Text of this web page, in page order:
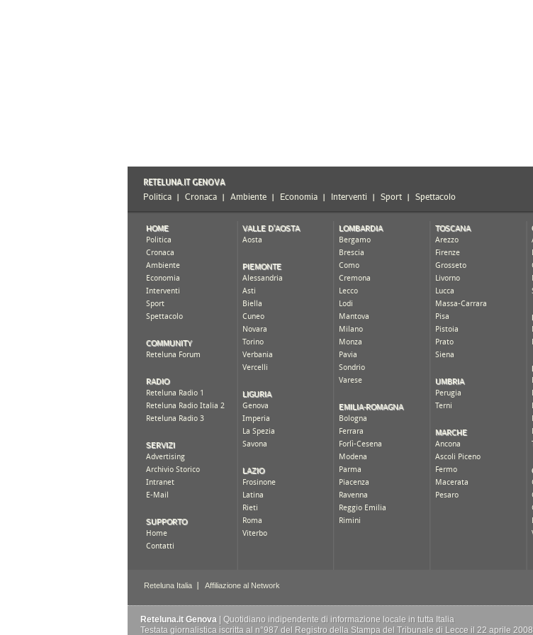
Reteluna.it Genova | Quotidiano indipendente di informazione locale in tutta Italia
Testata giornalistica iscritta al n°987 del Registro della Stampa del Tribunale di Lecce il 22 aprile 2008